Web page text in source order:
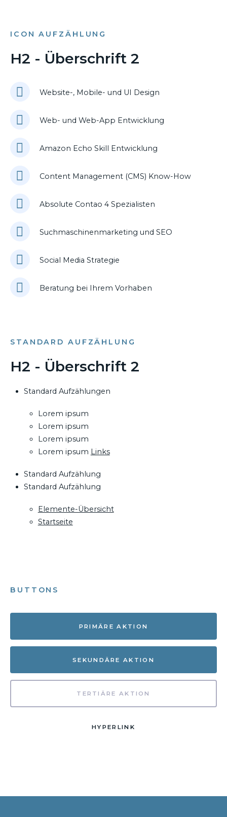
ICON AUFZÄHLUNG
H2 - Überschrift 2
Website-, Mobile- und UI Design
Web- und Web-App Entwicklung
Amazon Echo Skill Entwicklung
Content Management (CMS) Know-How
Absolute Contao 4 Spezialisten
Suchmaschinenmarketing und SEO
Social Media Strategie
Beratung bei Ihrem Vorhaben
STANDARD AUFZÄHLUNG
H2 - Überschrift 2
Standard Aufzählungen
Lorem ipsum
Lorem ipsum
Lorem ipsum
Lorem ipsum Links
Standard Aufzählung
Standard Aufzählung
Elemente-Übersicht
Startseite
BUTTONS
PRIMÄRE AKTION
SEKUNDÄRE AKTION
TERTIÄRE AKTION
HYPERLINK